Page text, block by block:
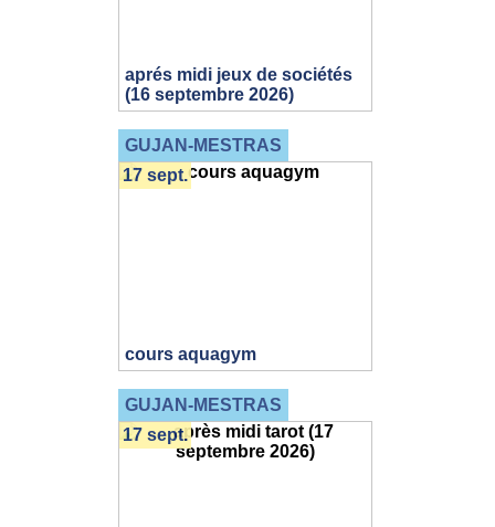
aprés midi jeux de sociétés
(16 septembre 2026)
GUJAN-MESTRAS
cours aquagym
17 sept.
GUJAN-MESTRAS
17 sept.